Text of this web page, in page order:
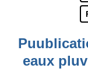
eaux